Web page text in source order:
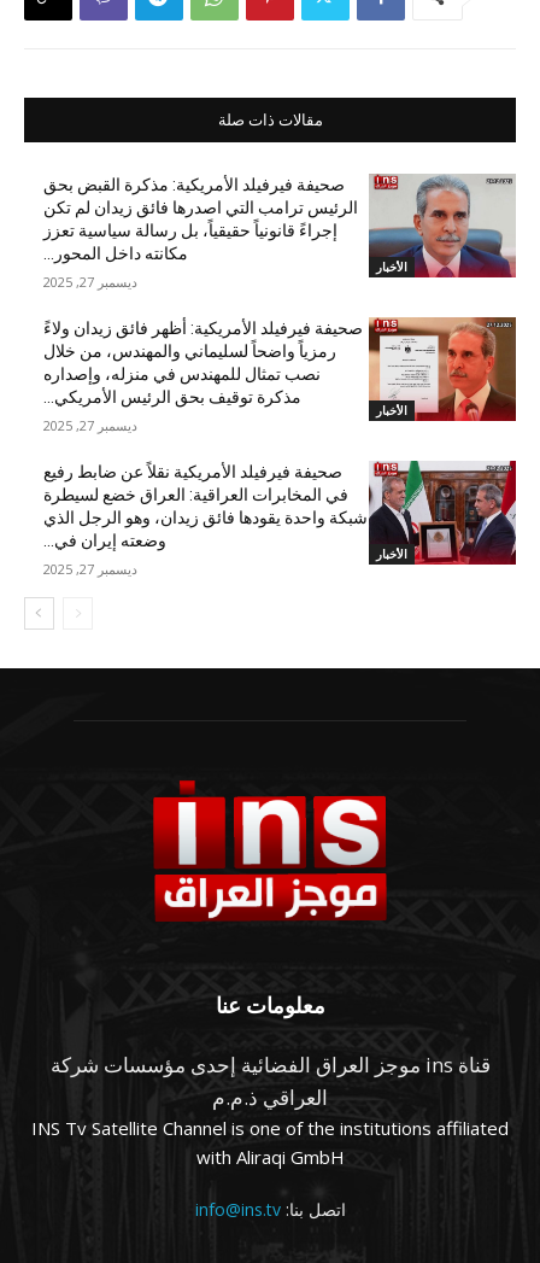
مقالات ذات صلة
الأخبار
صحيفة فيرفيلد الأمريكية: مذكرة القبض بحق
الرئيس ترامب التي اصدرها فائق زيدان لم تكن
إجراءً قانونياً حقيقياً، بل رسالة سياسية تعزز
مكانته داخل المحور...
ديسمبر 27, 2025
الأخبار
صحيفة فيرفيلد الأمريكية: أظهر فائق زيدان ولاءً
رمزياً واضحاً لسليماني والمهندس، من خلال
نصب تمثال للمهندس في منزله، وإصداره
مذكرة توقيف بحق الرئيس الأمريكي...
ديسمبر 27, 2025
الأخبار
صحيفة فيرفيلد الأمريكية نقلاً عن ضابط رفيع
في المخابرات العراقية: العراق خضع لسيطرة
شبكة واحدة يقودها فائق زيدان، وهو الرجل الذي
وضعته إيران في...
ديسمبر 27, 2025
معلومات عنا
قناة ins موجز العراق الفضائية إحدى مؤسسات شركة
العراقي ذ.م.م
INS Tv Satellite Channel is one of the institutions affiliated
with Aliraqi GmbH
اتصل بنا:info@ins.tv